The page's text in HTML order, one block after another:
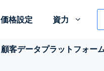
価格設定 資力
顧客データプラットフォー